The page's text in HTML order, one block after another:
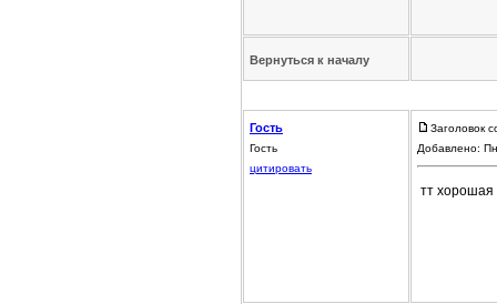
Вернуться к началу
Гость
Гость
цитировать
Заголовок
Добавлено:
тт хорошая